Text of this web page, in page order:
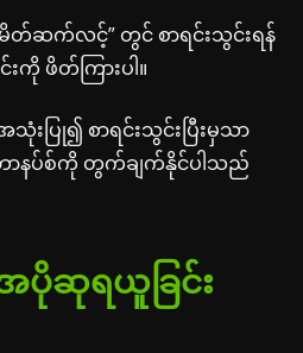
တ်ဆက်လင့်” တွင် စာရင်းသွင်းရန်
ကို ဖိတ်ကြားပါ။
ပြု၍ စာရင်းသွင်းပြီးမှသာ
ာနပ်စ်ကို တွက်ချက်နိုင်ပါသည်
အပိုဆုရယူခြင်း